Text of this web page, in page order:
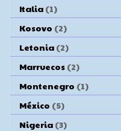
Italia (1)
Kosovo (2)
Letonia (2)
Marruecos (2)
Montenegro (1)
México (5)
Nigeria (3)